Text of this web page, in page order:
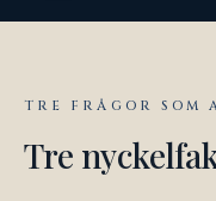
TRE FRÅGOR SOM
Tre